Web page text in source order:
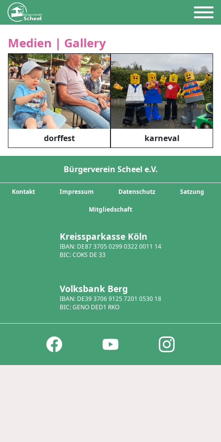
Medien | Gallery
dorffest karneval
Bürgerverein Scheel e.V.
Kontakt Impressum Datenschutz Satzung
Mitgliedschaft
Kreissparkasse Köln
IBAN: DE87 3705 0299 0322 0011 14
BIC: COKS DE 33
Volksbank Berg
IBAN: DE39 3706 9125 7201 0530 18
BIC: GENO DED1 RKO